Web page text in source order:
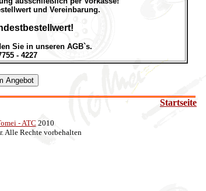
und Vereinbarung.
Sie in unseren AGB`s.
- 4227
Startseite
- ATC 2010
Alle Rechte vorbehalten